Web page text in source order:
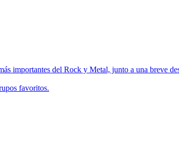
importantes del Rock y Metal, junto a una breve
favoritos.